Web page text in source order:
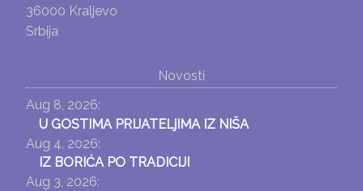
36000 Kraljevo
Srbija
Novosti
Aug 8, 2026:
U GOSTIMA PRIJATELjIMA IZ NIŠA
Aug 4, 2026:
IZ BORIĆA PO TRADICIJI
Aug 3, 2026: